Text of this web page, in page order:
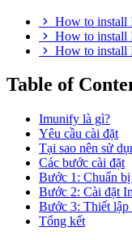
How to install
How to install
How to install
Table of
Imunify là gì?
Yêu cầu cài đặt
Tại sao nên sử
Các bước cài đặt
Bước 1: Chuẩn
Bước 2: Cài đặt
Bước 3: Thiết
Tổng kết